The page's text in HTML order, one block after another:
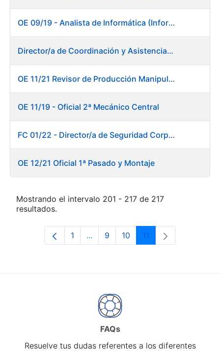
OE 09/19 - Analista de Informática (Informática)
Director/a de Coordinación y Asistencia Técnica a la Presidencia -Dirección General
OE 11/21 Revisor de Producción Manipulado Timbre
OE 11/19 - Oficial 2ª Mecánico Central
FC 01/22 - Director/a de Seguridad Corporativa
OE 12/21 Oficial 1ª Pasado y Montaje
Mostrando el intervalo 201 - 217 de 217
resultados.
Página
1 ...Páginas intermedias Use TAB para
Página
9 Página
10 Página
11
FAQs
Resuelve tus dudas referentes a los diferentes